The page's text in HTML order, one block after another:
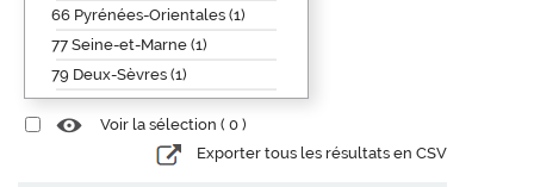
66 Pyrénées-Orientales (1)
77 Seine-et-Marne (1)
79 Deux-Sèvres (1)
Voir la sélection ( 0 )
Exporter tous les résultats en CSV